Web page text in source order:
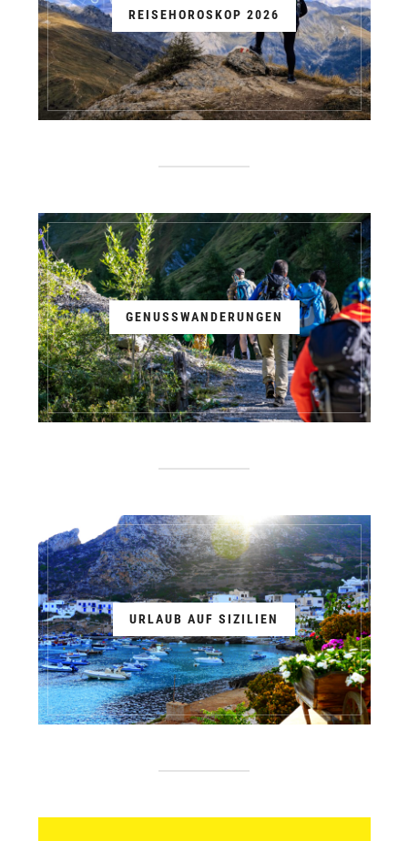
REISEHOROSKOP 2026
GENUSSWANDERUNGEN
URLAUB AUF SIZILIEN